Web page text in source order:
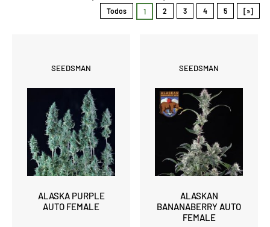
Todos 1 2 3 4 5 [»]
SEEDSMAN
ALASKA PURPLE
AUTO FEMALE
SEEDSMAN
ALASKAN
BANANABERRY AUTO
FEMALE